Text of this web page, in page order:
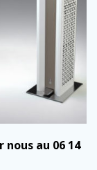
au 06 14